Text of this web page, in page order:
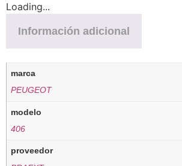
Loading...
Información adicional
marca
PEUGEOT
modelo
406
proveedor